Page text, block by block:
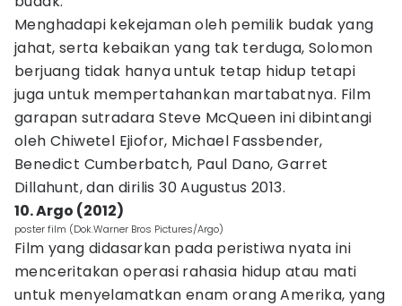
Menghadapi kekejaman oleh pemilik budak yang
jahat, serta kebaikan yang tak terduga, Solomon
berjuang tidak hanya untuk tetap hidup tetapi
juga untuk mempertahankan martabatnya. Film
garapan sutradara Steve McQueen ini dibintangi
oleh Chiwetel Ejiofor, Michael Fassbender,
Benedict Cumberbatch, Paul Dano, Garret
Dillahunt, dan dirilis 30 Augustus 2013.
10. Argo (2012)
poster film (Dok.Warner Bros Pictures/Argo)
Film yang didasarkan pada peristiwa nyata ini
menceritakan operasi rahasia hidup atau mati
untuk menyelamatkan enam orang Amerika, yang